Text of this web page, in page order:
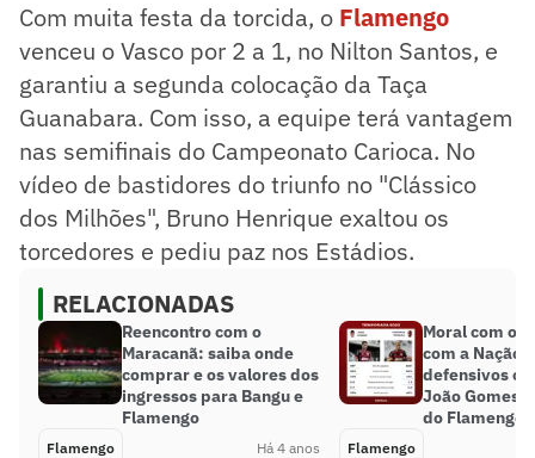
Com muita festa da torcida, o Flamengo
venceu o Vasco por 2 a 1, no Nilton Santos, e
garantiu a segunda colocação da Taça
Guanabara. Com isso, a equipe terá vantagem
nas semifinais do Campeonato Carioca. No
vídeo de bastidores do triunfo no "Clássico
dos Milhões", Bruno Henrique exaltou os
torcedores e pediu paz nos Estádios.
RELACIONADAS
Reencontro com o
Maracanã: saiba onde
comprar e os valores dos
ingressos para Bangu e
Flamengo
Flamengo Há 4 anos
Moral com o
com a Nação:
defensivos
João Gomes
do Flamengo
Flamengo